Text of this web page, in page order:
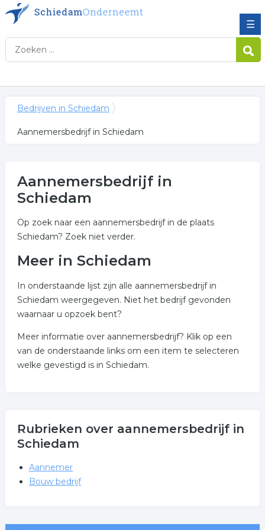
☰
Bedrijven in Schiedam
Aannemersbedrijf in Schiedam
Aannemersbedrijf in
Schiedam
Op zoek naar een aannemersbedrijf in de plaats
Schiedam? Zoek niet verder.
Meer in Schiedam
In onderstaande lijst zijn alle aannemersbedrijf in
Schiedam weergegeven. Niet het bedrijf gevonden
waarnaar u opzoek bent?
Meer informatie over aannemersbedrijf? Klik op een
van de onderstaande links om een item te selecteren
welke gevestigd is in Schiedam.
Rubrieken over aannemersbedrijf in
Schiedam
Aannemer
Bouw bedrijf